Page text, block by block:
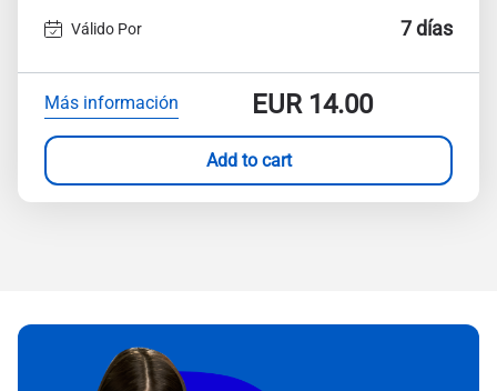
Válido Por 7 días
Más información EUR14.00
Add to cart